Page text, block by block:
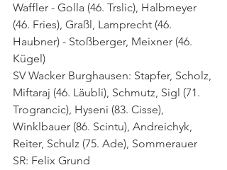
Waffler - Golla (46. Trslic), Halbmeyer
(46. Fries), Graßl, Lamprecht (46.
Haubner) - Stoßberger, Meixner (46.
Kügel)
SV Wacker Burghausen: Stapfer, Scholz,
Miftaraj (46. Läubli), Schmutz, Sigl (71.
Trograncic), Hyseni (83. Cisse),
Winklbauer (86. Scintu), Andreichyk,
Reiter, Schulz (75. Ade), Sommerauer
SR: Felix Grund